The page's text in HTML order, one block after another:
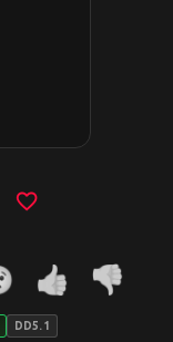
favorite_border
DD5.1